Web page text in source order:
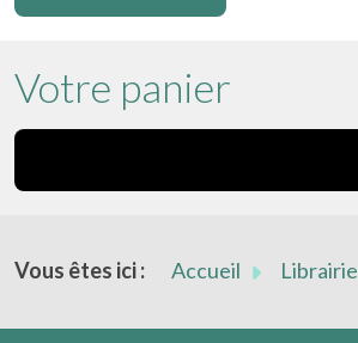
Votre panier
Vous êtes ici : Accueil Librairie